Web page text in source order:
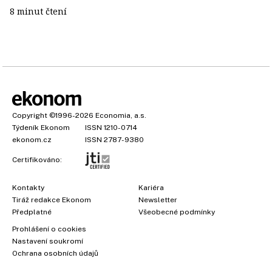
8 minut čtení
Copyright ©1996-2026 Economia, a.s.
Týdeník Ekonom
ISSN 1210-0714
ekonom.cz
ISSN 2787-9380
Certifikováno:
Kontakty
Tiráž redakce Ekonom
Předplatné
Kariéra
Newsletter
Všeobecné podmínky
Prohlášení o cookies
Nastavení soukromí
Ochrana osobních údajů